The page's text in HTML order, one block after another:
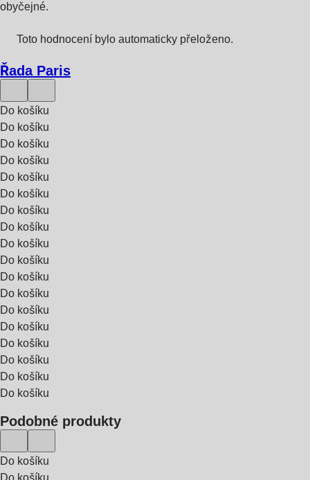
obyčejné.
Toto hodnocení bylo automaticky přeloženo.
Řada Paris
Do košíku
Do košíku
Do košíku
Do košíku
Do košíku
Do košíku
Do košíku
Do košíku
Do košíku
Do košíku
Do košíku
Do košíku
Do košíku
Do košíku
Do košíku
Do košíku
Do košíku
Do košíku
Podobné produkty
Do košíku